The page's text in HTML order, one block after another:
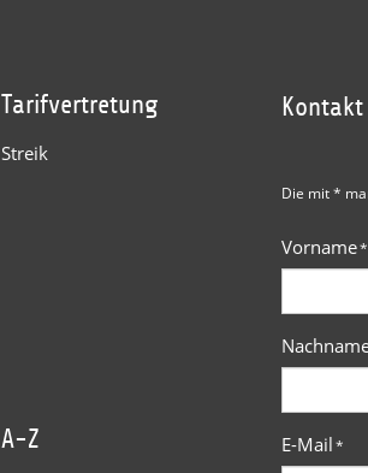
Tarifvertretung
Streik
A-Z
Kontakt
Die mit *
Vorname*
E-Mail*